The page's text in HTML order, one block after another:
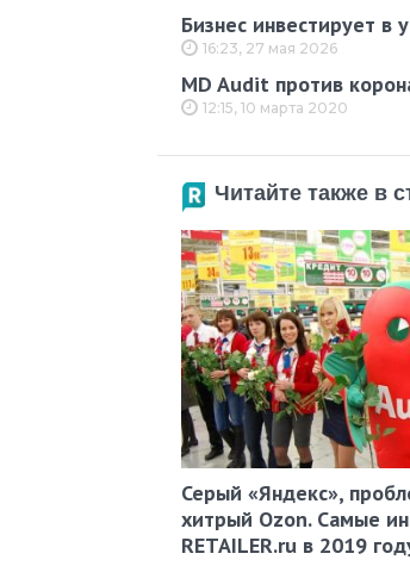
Бизнес инвестирует в
16:23, 27 мая 2026
MD Audit против
12:15, 10 марта 2020
Читайте также в
Серый «Яндекс»,
хитрый Ozon. Самые
RETAILER.ru в 2019